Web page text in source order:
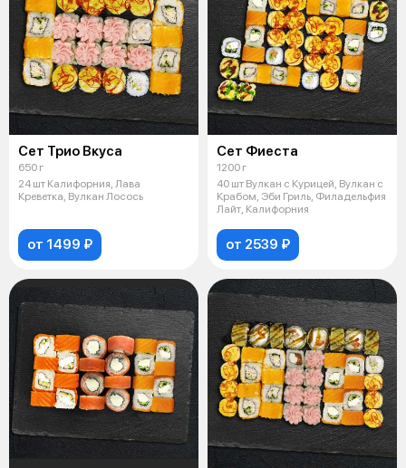
Сет Трио Вкуса
650 г
24 шт Калифорния, Лава
Креветка, Вулкан Лосось
от 1499 ₽
Сет Фиеста
1200 г
40 шт Вулкан с Курицей, Вулкан с
Крабом, Эби Гриль, Филадельфия
Лайт, Калифорния
от 2539 ₽